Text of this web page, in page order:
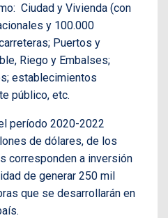
Ciudad y Vivienda (con
y 100.000
Puertos y
Riego y Embalses;
establecimientos
público, etc.
período 2020-2022
de dólares, de los
corresponden a inversión
de generar 250 mil
que se desarrollarán en